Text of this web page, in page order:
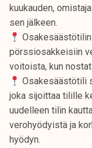
kuukauden,
sen jälkeen.
pörssiosakkeisiin
voitoista, kun
Osakesäästötili
joka sijoittaa tilille
uudelleen tilin
verohyödyistä ja
hyödyn.